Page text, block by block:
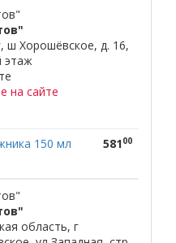
ш Хорошёвское, д. 16,
этаж
на сайте
150 мл
58100
область, г